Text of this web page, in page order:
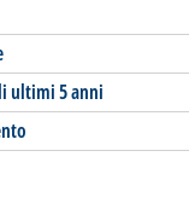
ultimi 5 anni